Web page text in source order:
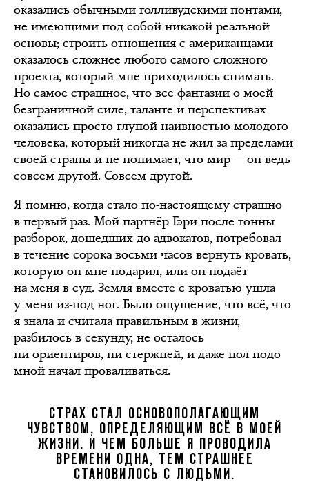
оказались обычными голливудскими понтами,
не имеющими под собой никакой реальной
основы; строить отношения с американцами
оказалось сложнее любого самого сложного
проекта, который мне приходилось снимать.
Но самое страшное, что все фантазии о моей
безграничной силе, таланте и перспективах
оказались просто глупой наивностью молодого
человека, который никогда не жил за пределами
своей страны и не понимает, что мир — он ведь
совсем другой. Совсем другой.
Я помню, когда стало по-настоящему страшно
в первый раз. Мой партнёр Гэри после тонны
разборок, дошедших до адвокатов, потребовал
в течение сорока восьми часов вернуть кровать,
которую он мне подарил, или он подаёт
на меня в суд. Земля вместе с кроватью ушла
у меня из-под ног. Было ощущение, что всё, что
я знала и считала правильным в жизни,
разбилось в секунду, не осталось
ни ориентиров, ни стержней, и даже пол подо
мной начал проваливаться.
СТРАХ СТАЛ ОСНОВОПОЛАГАЮЩИМ
ЧУВСТВОМ, ОПРЕДЕЛЯЮЩИМ ВСЁ В МОЕЙ
ЖИЗНИ. И ЧЕМ БОЛЬШЕ Я ПРОВОДИЛА
ВРЕМЕНИ ОДНА, ТЕМ СТРАШНЕЕ
СТАНОВИЛОСЬ С ЛЮДЬМИ.